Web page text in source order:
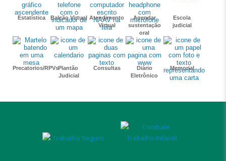
Estatística Balcão Virtual Atendimento
Virtual
Agendar
sustentação
oral
Escola
judicial
Precatorios/RPVsPlantão
Judicial
Consultas
Diário
Eletrônico
Memorial